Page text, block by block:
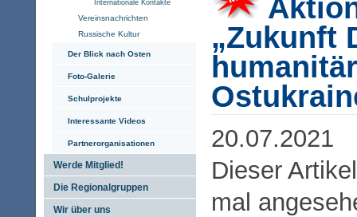
Internationale Kontakte
Vereinsnachrichten
Russische Kultur
Der Blick nach Osten
Foto-Galerie
Schulprojekte
Interessante Videos
Partnerorganisationen
Werde Mitglied!
Die Regionalgruppen
Wir über uns
„Zukunft
20.07.2021
Dieser
mal